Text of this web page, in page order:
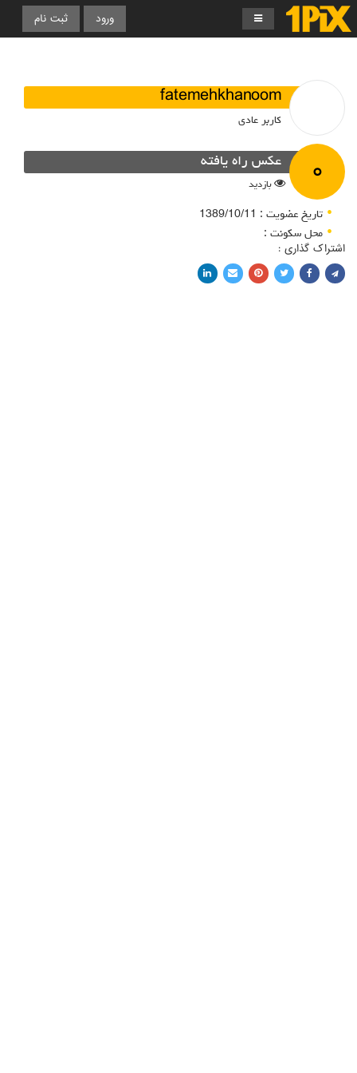
ورود ثبت نام
fatemehkhanoom
کاربر عادی
۰ عکس راه یافته
بازدید
تاریخ عضویت : 1389/10/11
محل سکونت :
اشتراک گذاری :
اشتراک با فیسبوکاشتراک در توییتر
پین کردن در پینترست
اشتراک با ایمیلاشتراک با لینکدین